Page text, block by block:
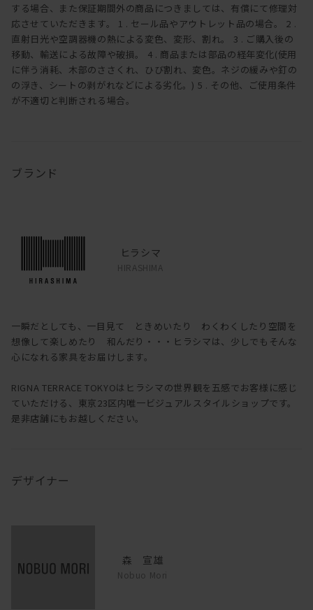
する場合、また保証期間外の商品につきましては、有償にて修理対
応させていただきます。 1 . セール品やアウトレット品の場合。 2 .
直射日光や空調器機の熱による変色、変形、割れ。 3 . ご購入後の
移動、輸送による故障や破損。 4 . 商品または部品の経年変化(使用
に伴う消耗、木部のささくれ、ひび割れ、変色。ネジの緩みや釘の
の浮き、シートの剥がれなどによる劣化。) 5 . その他、ご使用条件
が不適切と判断される場合。
ブランド
ヒラシマ
HIRASHIMA
一瞬だとしても、一目見て ときめいたり わくわくしたり空間を
想像して楽しめたり 和んだり・・・ヒラシマは、少しでもそんな
心になれる家具をお届けします。
RIGNA TERRACE TOKYOはヒラシマの世界観を五感でお客様に感じ
ていただける、東京23区内唯一ビジュアルスタイルショップです。
是非店舗にもお越しください。
デザイナー
森 宣雄
Nobuo Mori